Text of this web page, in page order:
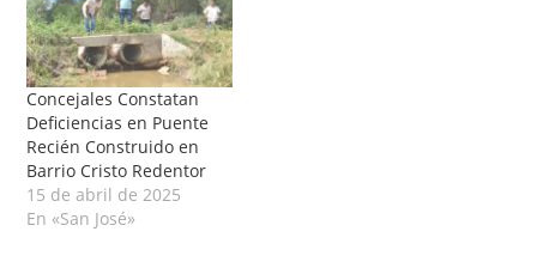
Concejales Constatan
Deficiencias en Puente
Recién Construido en
Barrio Cristo Redentor
15 de abril de 2025
En «San José»